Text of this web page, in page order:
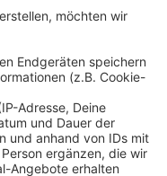
ein Fahrer auf der
in Dülmen
aus der Kurve
prallte ein junger
in Ascheberg